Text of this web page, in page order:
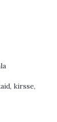
kirsse,